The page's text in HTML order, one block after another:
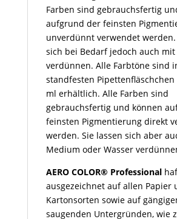
Farben sind gebrauchsfertig
aufgrund der feinsten
unverdünnt verwendet werden.
sich bei Bedarf jedoch auch mit
verdünnen. Alle Farbtöne sind
standfesten Pipettenfläschchen
ml erhältlich. Alle Farben sind
gebrauchsfertig und können
feinsten Pigmentierung direkt
werden. Sie lassen sich aber
Medium oder Wasser
AERO COLOR® Professional
ausgezeichnet auf allen Papier
Kartonsorten sowie auf
saugenden Untergründen, wie